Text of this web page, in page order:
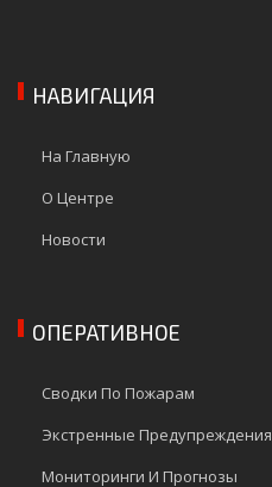
НАВИГАЦИЯ
На Главную
О Центре
Новости
ОПЕРАТИВНОЕ
Сводки По Пожарам
Экстренные Предупреждения
Мониторинги И Прогнозы